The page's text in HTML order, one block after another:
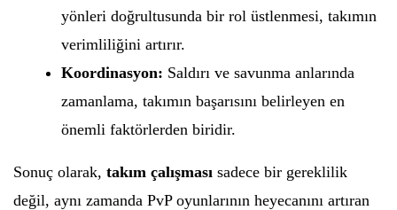
yönleri doğrultusunda bir rol üstlenmesi, takımın
verimliliğini artırır.
Koordinasyon: Saldırı ve savunma anlarında
zamanlama, takımın başarısını belirleyen en
önemli faktörlerden biridir.
Sonuç olarak, takım çalışması sadece bir gereklilik
değil, aynı zamanda PvP oyunlarının heyecanını artıran